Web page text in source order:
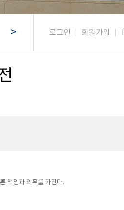
> 로그인 회원가입
책임과 의무를 가진다.